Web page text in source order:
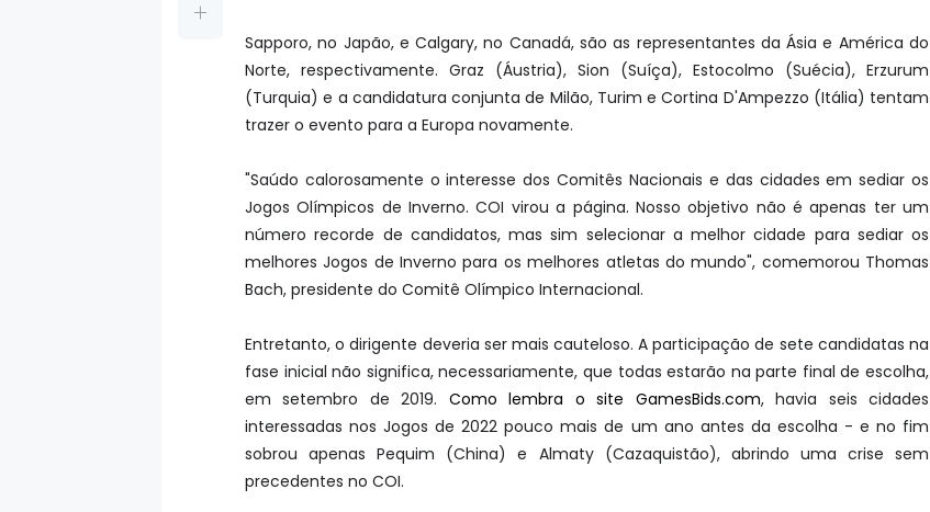
Sapporo, no Japão, e Calgary, no Canadá, são as representantes da Ásia e América do
Norte, respectivamente. Graz (Áustria), Sion (Suíça), Estocolmo (Suécia), Erzurum
(Turquia) e a candidatura conjunta de Milão, Turim e Cortina D'Ampezzo (Itália) tentam
trazer o evento para a Europa novamente.
"Saúdo calorosamente o interesse dos Comitês Nacionais e das cidades em sediar os
Jogos Olímpicos de Inverno. COI virou a página. Nosso objetivo não é apenas ter um
número recorde de candidatos, mas sim selecionar a melhor cidade para sediar os
melhores Jogos de Inverno para os melhores atletas do mundo", comemorou Thomas
Bach, presidente do Comitê Olímpico Internacional.
Entretanto, o dirigente deveria ser mais cauteloso. A participação de sete candidatas na
fase inicial não significa, necessariamente, que todas estarão na parte final de escolha,
em setembro de 2019. Como lembra o site GamesBids.com, havia seis cidades
interessadas nos Jogos de 2022 pouco mais de um ano antes da escolha - e no fim
sobrou apenas Pequim (China) e Almaty (Cazaquistão), abrindo uma crise sem
precedentes no COI.